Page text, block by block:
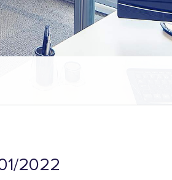
2022